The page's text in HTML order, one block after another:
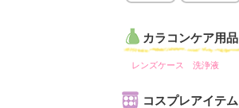
カラコンケア用品
レンズケース 洗浄液
コスプレアイテム